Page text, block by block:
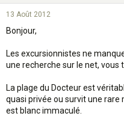
13 Août 2012
Bonjour,
Les excursionnistes ne
une recherche sur le net, vous
La plage du Docteur est
quasi privée ou survit une rare
est blanc immaculé.